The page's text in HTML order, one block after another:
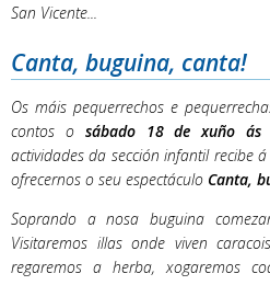
San Vicente...
Canta, buguina, canta!
Os máis pequerrechos e
contos o sábado 18 de xuño ás
actividades da sección infantil recibe
ofrecernos o seu espectáculo Canta,
Soprando a nosa buguina
Visitaremos illas onde viven
regaremos a herba, xogaremos